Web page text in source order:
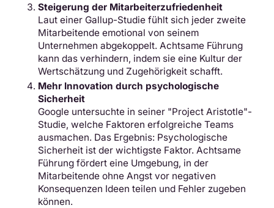
Steigerung der Mitarbeiterzufriedenheit
Laut einer Gallup-Studie fühlt sich jeder zweite
Mitarbeitende emotional von seinem
Unternehmen abgekoppelt. Achtsame Führung
kann das verhindern, indem sie eine Kultur der
Wertschätzung und Zugehörigkeit schafft.
Mehr Innovation durch psychologische
Sicherheit
Google untersuchte in seiner "Project Aristotle"-
Studie, welche Faktoren erfolgreiche Teams
ausmachen. Das Ergebnis: Psychologische
Sicherheit ist der wichtigste Faktor. Achtsame
Führung fördert eine Umgebung, in der
Mitarbeitende ohne Angst vor negativen
Konsequenzen Ideen teilen und Fehler zugeben
können.